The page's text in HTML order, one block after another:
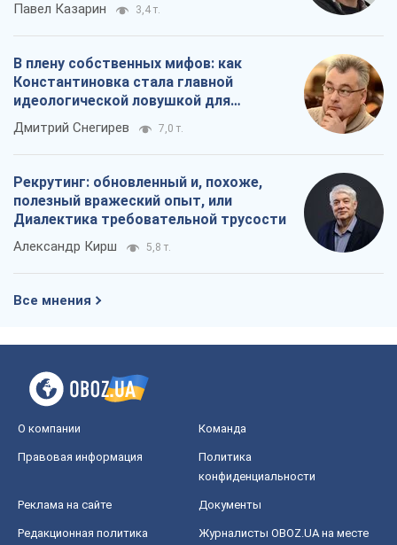
Павел Казарин 3,4 т.
В плену собственных мифов: как
Константиновка стала главной
идеологической ловушкой для
российских оккупантов
Дмитрий Снегирев 7,0 т.
Рекрутинг: обновленный и, похоже,
полезный вражеский опыт, или
Диалектика требовательной трусости
Александр Кирш 5,8 т.
Все мнения
О компании Команда
Правовая информация
Политика
конфиденциальности
Реклама на сайте Документы
Редакционная политика
Журналисты OBOZ.UA на месте